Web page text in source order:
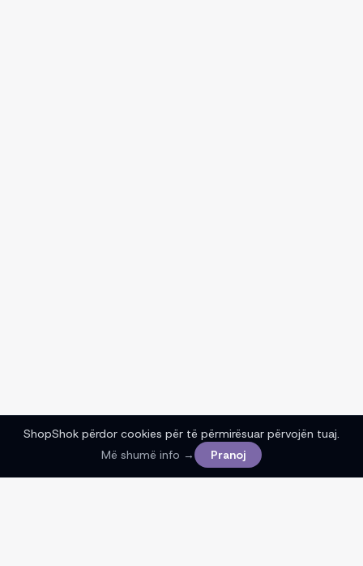
ShopShok përdor cookies për të përmirësuar përvojën tuaj.
Më shumë info →
Pranoj